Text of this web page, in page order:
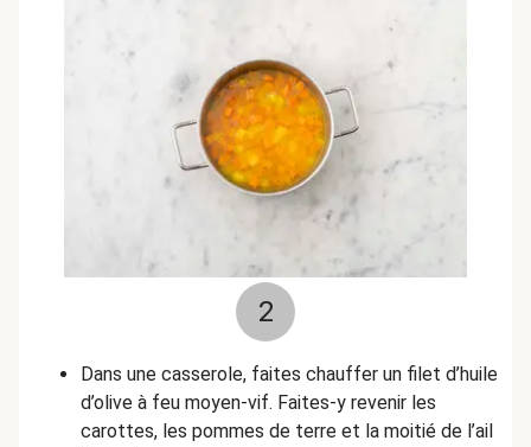
2
Dans une casserole, faites chauffer un filet d’huile
d’olive à feu moyen-vif. Faites-y revenir les
carottes, les pommes de terre et la moitié de l’ail